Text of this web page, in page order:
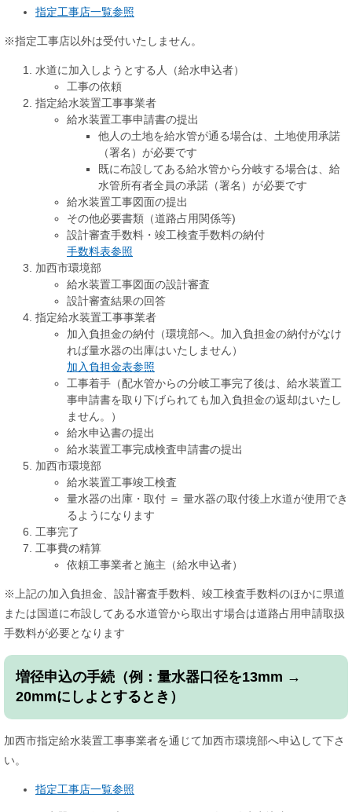
指定工事店一覧参照
※指定工事店以外は受付いたしません。
水道に加入しようとする人（給水申込者）
工事の依頼
指定給水装置工事事業者
給水装置工事申請書の提出
他人の土地を給水管が通る場合は、土地使用承諾
（署名）が必要です
既に布設してある給水管から分岐する場合は、給
水管所有者全員の承諾（署名）が必要です
給水装置工事図面の提出
その他必要書類（道路占用関係等)
設計審査手数料・竣工検査手数料の納付
手数料表参照
加西市環境部
給水装置工事図面の設計審査
設計審査結果の回答
指定給水装置工事事業者
加入負担金の納付（環境部へ。加入負担金の納付がなけ
れば量水器の出庫はいたしません）
加入負担金表参照
工事着手（配水管からの分岐工事完了後は、給水装置工
事申請書を取り下げられても加入負担金の返却はいたし
ません。）
給水申込書の提出
給水装置工事完成検査申請書の提出
加西市環境部
給水装置工事竣工検査
量水器の出庫・取付 ＝ 量水器の取付後上水道が使用でき
るようになります
工事完了
工事費の精算
依頼工事業者と施主（給水申込者）
※上記の加入負担金、設計審査手数料、竣工検査手数料のほかに県道
または国道に布設してある水道管から取出す場合は道路占用申請取扱
手数料が必要となります
増径申込の手続（例：量水器口径を13mm →
20mmにしよとするとき）
加西市指定給水装置工事事業者を通じて加西市環境部へ申込して下さ
い。
指定工事店一覧参照